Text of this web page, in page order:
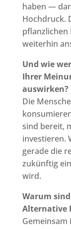
haben —
Hochdruck.
pflanzlichen
weiterhin
Und wie
Ihrer
auswirken?
Die
sind bereit,
investieren.
gerade die
zukünftig
wird.
Warum
Alternative